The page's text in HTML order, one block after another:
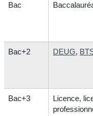
Bac
Bac+2 DEUG,
Bac+3
Licence,